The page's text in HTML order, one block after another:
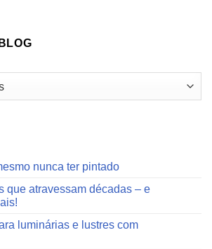
nunca ter pintado
que atravessam décadas – e
luminárias e lustres com